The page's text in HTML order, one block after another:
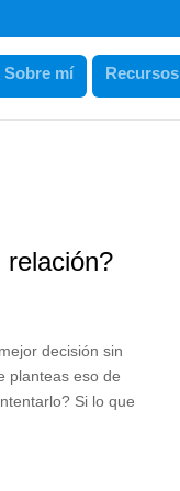
Sobre mí Recursos
relación?
decisión sin
planteas eso de
Si lo que